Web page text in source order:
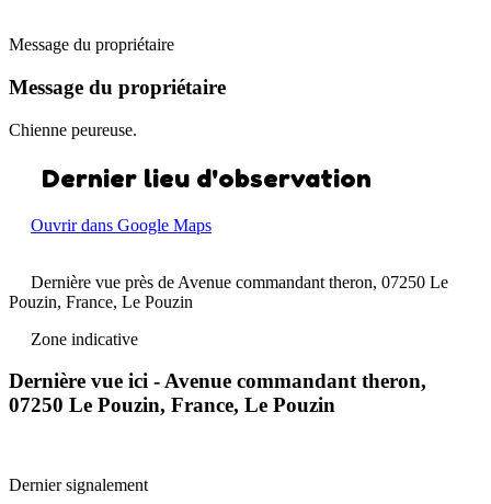
Message du propriétaire
Message du propriétaire
Chienne peureuse.
Dernier lieu d'observation
Ouvrir dans Google Maps
Dernière vue près de Avenue commandant theron, 07250 Le
Pouzin, France, Le Pouzin
Zone indicative
Dernière vue ici - Avenue commandant theron,
07250 Le Pouzin, France, Le Pouzin
Dernier signalement